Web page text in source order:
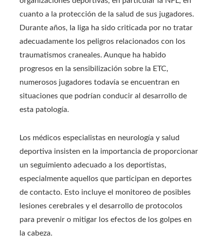
cuanto a la protección de la salud de sus jugadores.
Durante años, la liga ha sido criticada por no tratar
adecuadamente los peligros relacionados con los
traumatismos craneales. Aunque ha habido
progresos en la sensibilización sobre la ETC,
numerosos jugadores todavía se encuentran en
situaciones que podrían conducir al desarrollo de
esta patología.
Los médicos especialistas en neurología y salud
deportiva insisten en la importancia de proporcionar
un seguimiento adecuado a los deportistas,
especialmente aquellos que participan en deportes
de contacto. Esto incluye el monitoreo de posibles
lesiones cerebrales y el desarrollo de protocolos
para prevenir o mitigar los efectos de los golpes en
la cabeza.